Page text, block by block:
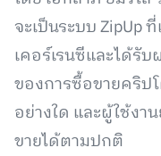
จะเป็นระบบ ZipUp
เคอร์เรนซีและได้รั
ของการซื้อขายคริ
อย่างใด และผู้ใช้ง
ขายได้ตามปกติ